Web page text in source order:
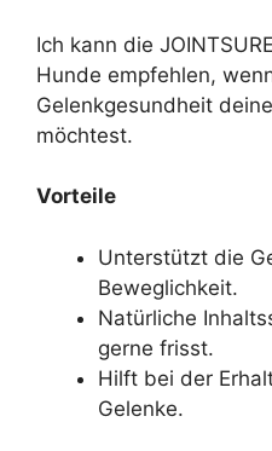
Ich kann die
Hunde empfehlen,
Gelenkgesundheit
möchtest.
Vorteile
Unterstützt die
Beweglichkeit.
Natürliche
gerne frisst.
Hilft bei der
Gelenke.